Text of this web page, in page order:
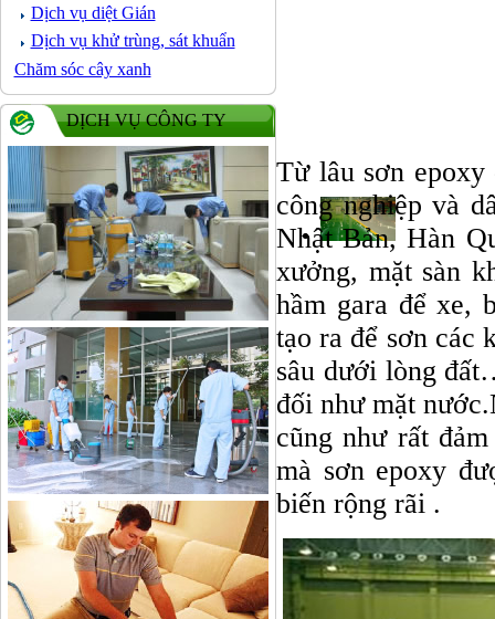
Dịch vụ diệt Gián
Dịch vụ khử trùng, sát khuẩn
Chăm sóc cây xanh
DỊCH VỤ CÔNG TY
Từ lâu sơn
công nghiệp và
Nhật Bản, Hàn
xưởng, mặt sàn
hầm gara để xe,
tạo ra để sơn các
sâu dưới lòng
đối như mặt
cũng như rất
mà sơn epoxy
biến rộng rãi .